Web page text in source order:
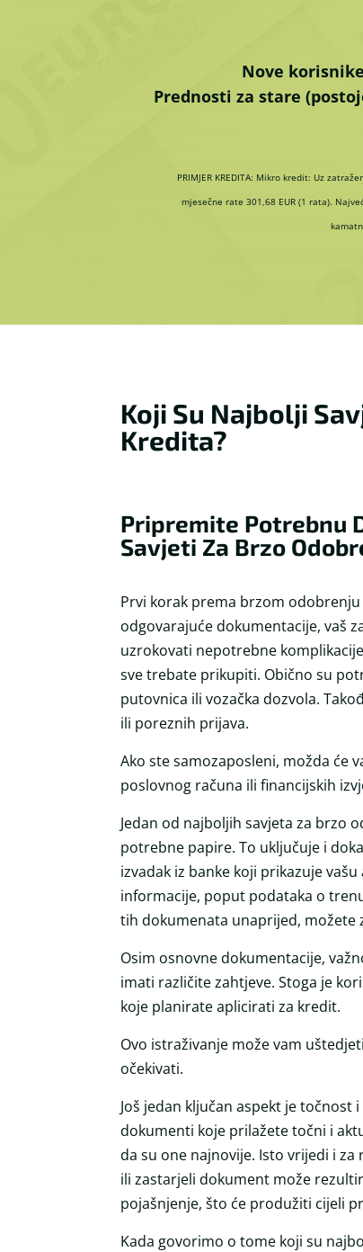
Nove
Prednosti za stare
PRIMJER KREDITA: Mikro kredit: Uz
mjesečne rate 301,68 EUR (1 rata).
Koji Su Najbolji
Kredita?
Pripremite Potrebnu
Savjeti Za Brzo
Prvi korak prema brzom
odgovarajuće dokumentacije, vaš
uzrokovati nepotrebne
sve trebate prikupiti. Obično su
putovnica ili vozačka dozvola.
ili poreznih prijava.
Ako ste samozaposleni, možda će
poslovnog računa ili financijskih
Jedan od najboljih savjeta za brzo
potrebne papire. To uključuje i
izvadak iz banke koji prikazuje
informacije, poput podataka o
tih dokumenata unaprijed,
Osim osnovne dokumentacije,
imati različite zahtjeve. Stoga je
koje planirate aplicirati za kredit.
Ovo istraživanje može vam
očekivati.
Još jedan ključan aspekt je
dokumenti koje prilažete točni i
da su one najnovije. Isto vrijedi i
ili zastarjeli dokument može
pojašnjenje, što će produžiti cijeli
Kada govorimo o tome koji su